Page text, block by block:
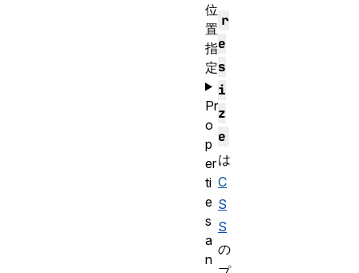
r
e
s
i
z
e
は
C
S
S
の
位
置
指
定
Pr
o
p
er
ti
e
s
a
n